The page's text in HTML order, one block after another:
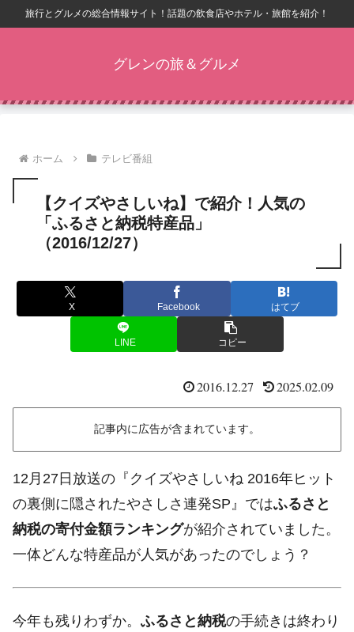
旅行とグルメの総合情報サイト！話題の飲食店やホテル・旅館を紹介！
グレンの旅＆グルメ
ホーム テレビ番組
【クイズやさしいね】で紹介！人気の
「ふるさと納税特産品」
（2016/12/27）
X Facebook はてブ
LINE コピー
2016.12.27 2025.02.09
記事内に広告が含まれています。
12月27日放送の『クイズやさしいね 2016年ヒット
の裏側に隠されたやさしさ連発SP』ではふるさと
納税の寄付金額ランキングが紹介されていました。
一体どんな特産品が人気があったのでしょう？
今年も残りわずか。 ふるさと納税の手続きは終わり